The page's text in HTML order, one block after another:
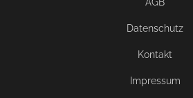
Datenschutz
Kontakt
Impressum